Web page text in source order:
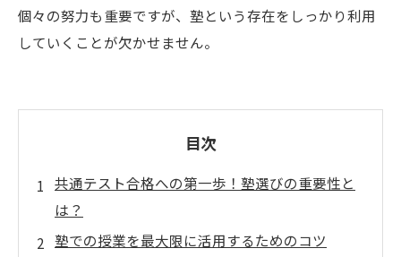
個々の努力も重要ですが、塾という存在をしっかり利用
していくことが欠かせません。
目次
共通テスト合格への第一歩！塾選びの重要性と
は？
塾での授業を最大限に活用するためのコツ